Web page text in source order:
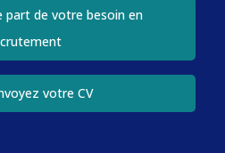
part de votre besoin en
votre CV